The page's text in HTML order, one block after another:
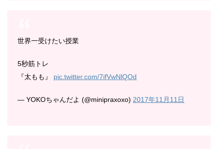
世界一受けたい授業
5秒筋トレ
『太もも』 pic.twitter.com/7ifVwNlQOd
— YOKOちゃんだよ (@minipraxoxo) 2017年11月11日